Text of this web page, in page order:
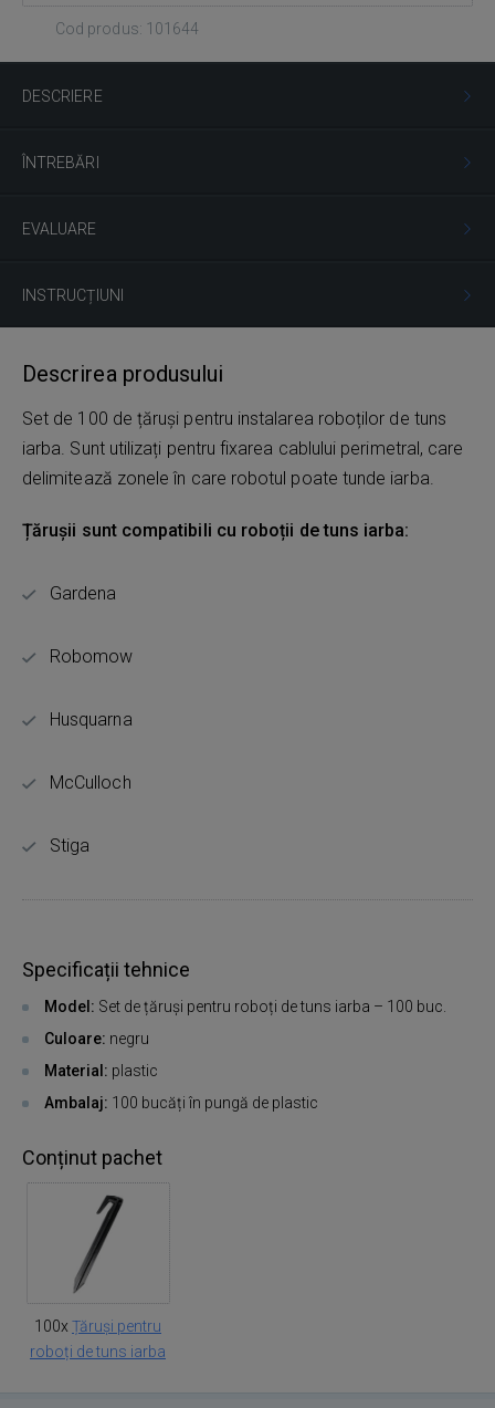
Cod produs: 101644
DESCRIERE
ÎNTREBĂRI
EVALUARE
INSTRUCȚIUNI
Descrirea produsului
Set de 100 de țăruși pentru instalarea roboților de tuns
iarba. Sunt utilizați pentru fixarea cablului perimetral, care
delimitează zonele în care robotul poate tunde iarba.
Țărușii sunt compatibili cu roboții de tuns iarba:
Gardena
Robomow
Husquarna
McCulloch
Stiga
Specificații tehnice
Model: Set de țăruși pentru roboți de tuns iarba – 100 buc.
Culoare: negru
Material: plastic
Ambalaj: 100 bucăți în pungă de plastic
Conținut pachet
100x Țăruși pentru
roboți de tuns iarba